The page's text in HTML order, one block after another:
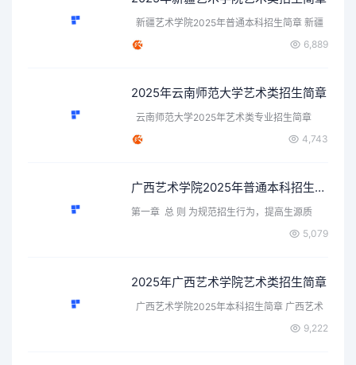
新疆艺术学院2025年普通本科招生简章 新疆
艺…
6,889
2025年云南师范大学艺术类招生简章
云南师范大学2025年艺术类专业招生简章
一、…
4,743
广西艺术学院2025年普通本科招生章程
第一章 总 则 为规范招生行为，提高生源质
5,079
2025年广西艺术学院艺术类招生简章
广西艺术学院2025年本科招生简章 广西艺术
9,222